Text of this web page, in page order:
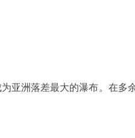
亚洲落差最大的瀑布。在多